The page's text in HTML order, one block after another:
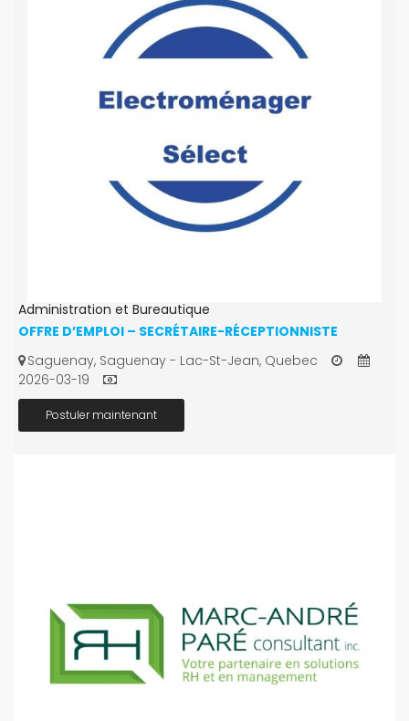
Administration et Bureautique
OFFRE D’EMPLOI – SECRÉTAIRE-RÉCEPTIONNISTE
Saguenay, Saguenay - Lac-St-Jean, Quebec
2026-03-19
Postuler maintenant